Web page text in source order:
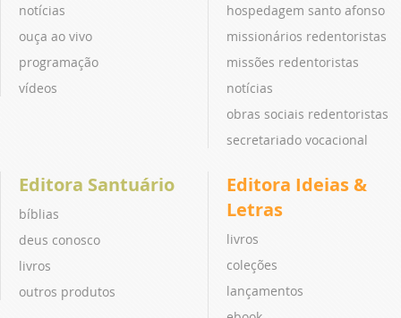
notícias
ouça ao vivo
programação
vídeos
hospedagem santo afonso
missionários redentoristas
missões redentoristas
notícias
obras sociais redentoristas
secretariado vocacional
Editora Santuário
bíblias
deus conosco
livros
outros produtos
Editora Ideias &
Letras
livros
coleções
lançamentos